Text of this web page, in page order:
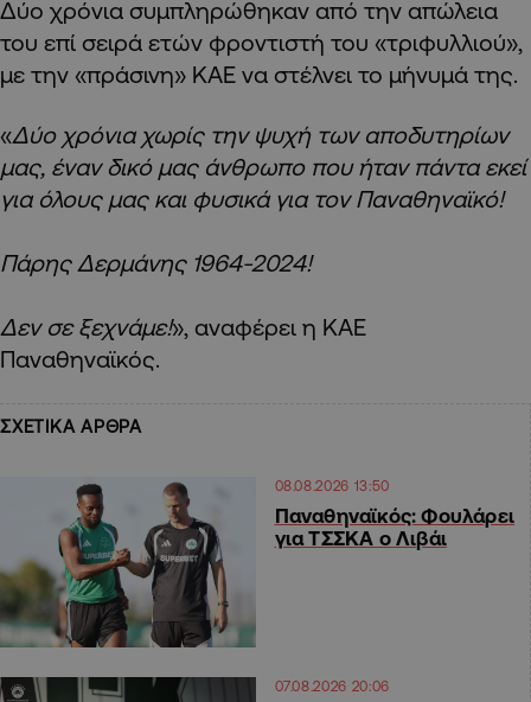
Δύο χρόνια συμπληρώθηκαν από την απώλεια
του επί σειρά ετών φροντιστή του «τριφυλλιού»,
με την «πράσινη» ΚΑΕ να στέλνει το μήνυμά της.
«Δύο χρόνια χωρίς την ψυχή των αποδυτηρίων
μας, έναν δικό μας άνθρωπο που ήταν πάντα εκεί
για όλους μας και φυσικά για τον Παναθηναϊκό!
Πάρης Δερμάνης 1964-2024!
Δεν σε ξεχνάμε!», αναφέρει η ΚΑΕ
Παναθηναϊκός.
ΣΧΕΤΙΚΑ ΑΡΘΡΑ
08.08.2026 13:50
Παναθηναϊκός: Φουλάρει
για ΤΣΣΚΑ ο Λιβάι
07.08.2026 20:06